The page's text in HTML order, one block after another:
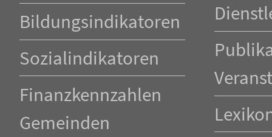
Bildungsindikatoren
Sozialindikatoren
Finanzkennzahlen
Gemeinden